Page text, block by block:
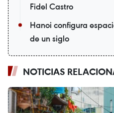
Fidel Castro
Hanoi configura
de un siglo
NOTICIAS